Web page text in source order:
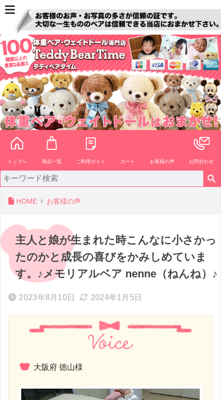
トップへ 商品一覧 ご利用ガイド カート お客様の声 お問合わせ
HOME お客様の声
主人と娘が生まれた時こんなに小さかっ
たのかと成長の喜びをかみしめていま
す。♪メモリアルベア nenne（ねんね）♪
2023年8月10日 2024年1月5日
大阪府 徳山様
ジト
ップ
へ